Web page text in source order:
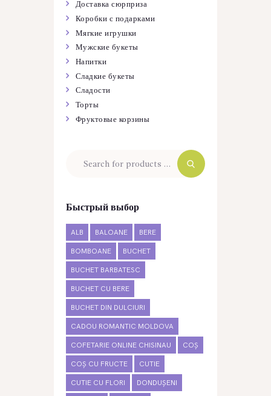
Доставка сюрприза
Коробки с подарками
Мягкие игрушки
Мужские букеты
Напитки
Сладкие букеты
Сладости
Торты
Фруктовые корзины
Быстрый выбор
ALB BALOANE BERE
BOMBOANE BUCHET
BUCHET BARBATESC
BUCHET CU BERE
BUCHET DIN DULCIURI
CADOU ROMANTIC MOLDOVA
COFETARIE ONLINE CHISINAU COȘ
COȘ CU FRUCTE CUTIE
CUTIE CU FLORI DONDUȘENI